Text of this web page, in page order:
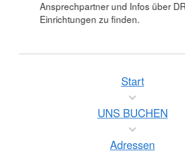
Ansprechpartner und Infos über
Einrichtungen zu finden.
Start
UNS BUCHEN
Adressen